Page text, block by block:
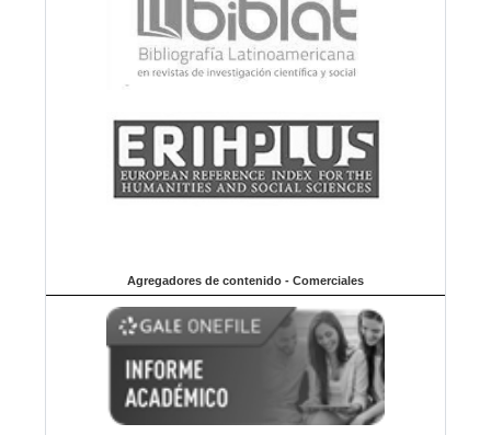
Agregadores de contenido - Comerciales